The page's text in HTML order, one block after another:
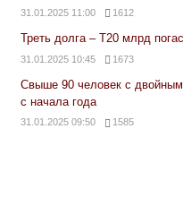
31.01.2025 11:00 1612
Треть долга – Т20 млрд
31.01.2025 10:45 1673
Свыше 90 человек с
с начала года
31.01.2025 09:50 1585